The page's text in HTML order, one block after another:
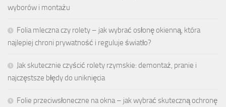
wyborów i montażu
Folia mleczna czy rolety – jak wybrać osłonę okienną, która
najlepiej chroni prywatność i reguluje światło?
Jak skutecznie czyścić rolety rzymskie: demontaż, pranie i
najczęstsze błędy do uniknięcia
Folie przeciwsłoneczne na okna – jak wybrać skuteczną ochronę